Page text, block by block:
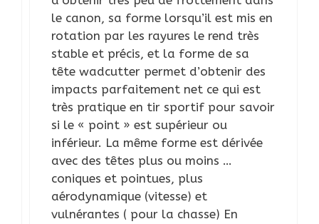
le canon, sa forme lorsqu’il est mis en
rotation par les rayures le rend très
stable et précis, et la forme de sa
tête wadcutter permet d’obtenir des
impacts parfaitement net ce qui est
très pratique en tir sportif pour savoir
si le « point » est supérieur ou
inférieur. La même forme est dérivée
avec des têtes plus ou moins …
coniques et pointues, plus
aérodynamique (vitesse) et
vulnérantes ( pour la chasse) En